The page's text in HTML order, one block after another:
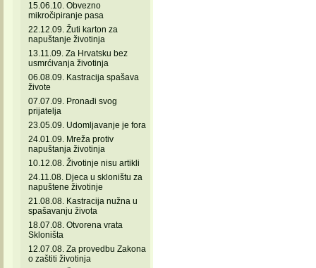
15.06.10. Obvezno
mikročipiranje pasa
22.12.09. Žuti karton za
napuštanje životinja
13.11.09. Za Hrvatsku bez
usmrćivanja životinja
06.08.09. Kastracija spašava
živote
07.07.09. Pronađi svog
prijatelja
23.05.09. Udomljavanje je fora
24.01.09. Mreža protiv
napuštanja životinja
10.12.08. Životinje nisu artikli
24.11.08. Djeca u skloništu za
napuštene životinje
21.08.08. Kastracija nužna u
spašavanju života
18.07.08. Otvorena vrata
Skloništa
12.07.08. Za provedbu Zakona
o zaštiti životinja